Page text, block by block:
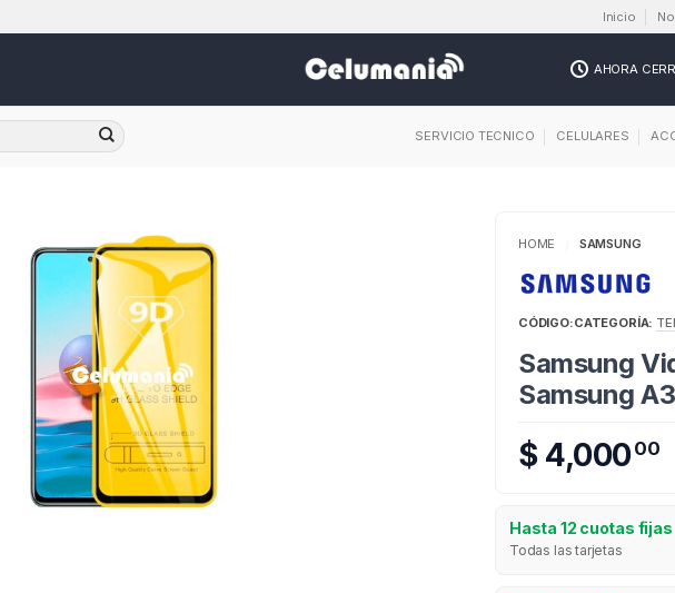
Inicio
AHORA
SERVICIO TECNICO CELULARES
HOME SAMSUNG
CÓDIGO:CATEGORÍA:
Samsung
Samsung
$ 4,00000
Hasta 12 cuotas fijas
Todas las tarjetas